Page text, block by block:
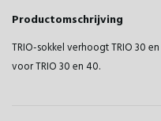
Productomschrijving
TRIO-sokkel verhoogt TRIO 30
voor TRIO 30 en 40.